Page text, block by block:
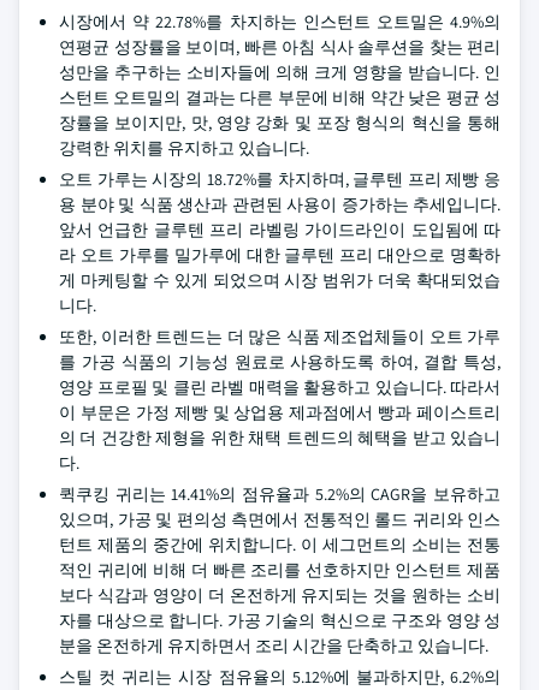
시장에서 약 22.78%를 차지하는 인스턴트 오트밀은 4.9%의
연평균 성장률을 보이며, 빠른 아침 식사 솔루션을 찾는 편리
성만을 추구하는 소비자들에 의해 크게 영향을 받습니다. 인
스턴트 오트밀의 결과는 다른 부문에 비해 약간 낮은 평균 성
장률을 보이지만, 맛, 영양 강화 및 포장 형식의 혁신을 통해
강력한 위치를 유지하고 있습니다.
오트 가루는 시장의 18.72%를 차지하며, 글루텐 프리 제빵 응
용 분야 및 식품 생산과 관련된 사용이 증가하는 추세입니다.
앞서 언급한 글루텐 프리 라벨링 가이드라인이 도입됨에 따
라 오트 가루를 밀가루에 대한 글루텐 프리 대안으로 명확하
게 마케팅할 수 있게 되었으며 시장 범위가 더욱 확대되었습
니다.
또한, 이러한 트렌드는 더 많은 식품 제조업체들이 오트 가루
를 가공 식품의 기능성 원료로 사용하도록 하여, 결합 특성,
영양 프로필 및 클린 라벨 매력을 활용하고 있습니다. 따라서
이 부문은 가정 제빵 및 상업용 제과점에서 빵과 페이스트리
의 더 건강한 제형을 위한 채택 트렌드의 혜택을 받고 있습니
다.
퀵쿠킹 귀리는 14.41%의 점유율과 5.2%의 CAGR을 보유하고
있으며, 가공 및 편의성 측면에서 전통적인 롤드 귀리와 인스
턴트 제품의 중간에 위치합니다. 이 세그먼트의 소비는 전통
적인 귀리에 비해 더 빠른 조리를 선호하지만 인스턴트 제품
보다 식감과 영양이 더 온전하게 유지되는 것을 원하는 소비
자를 대상으로 합니다. 가공 기술의 혁신으로 구조와 영양 성
분을 온전하게 유지하면서 조리 시간을 단축하고 있습니다.
스틸 컷 귀리는 시장 점유율의 5.12%에 불과하지만, 6.2%의